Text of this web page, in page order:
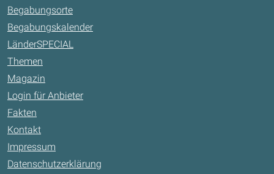
Begabungsorte
Begabungskalender
LänderSPECIAL
Themen
Magazin
Login für Anbieter
Fakten
Kontakt
Impressum
Datenschutzerklärung